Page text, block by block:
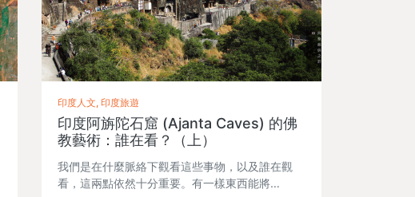
印度人文, 印度旅遊
印度阿旃陀石窟 (Ajanta Caves) 的佛
教藝術：誰在看？（上）
我們是在什麼脈絡下觀看這些事物，以及誰在觀
看，這兩點依然十分重要。有一樣東西能將…